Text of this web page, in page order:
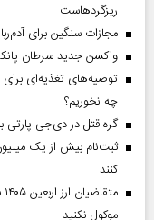
ریزگردهاست
مجازات سنگین برای
واکسن جدید سرطان
چه نخوریم؟
گره قتل در دی‌جی پارتی با ۵۰ قسم باز می‌شود
ثبت‌نام بیش از یک
کنند
موکول نکنید